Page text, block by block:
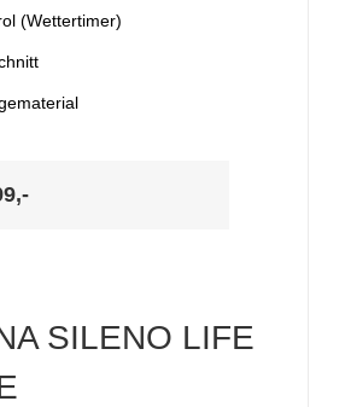
(Wettertimer)
SILENO LIFE